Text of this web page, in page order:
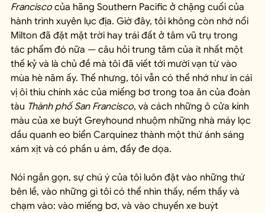
Francisco của hãng Southern Pacific ở chặng cuối của
hành trình xuyên lục địa. Giờ đây, tôi không còn nhớ nổi
Milton đã đặt mặt trời hay trái đất ở tâm vũ trụ trong
tác phẩm đó nữa — câu hỏi trung tâm của ít nhất một
thế kỷ và là chủ đề mà tôi đã viết tới mười vạn từ vào
mùa hè năm ấy. Thế nhưng, tôi vẫn có thể nhớ như in cái
vị ôi thiu chính xác của miếng bơ trong toa ăn của đoàn
tàu Thành phố San Francisco, và cách những ô cửa kính
màu của xe buýt Greyhound nhuộm những nhà máy lọc
dầu quanh eo biển Carquinez thành một thứ ánh sáng
xám xịt và có phần u ám, đầy đe dọa.
Nói ngắn gọn, sự chú ý của tôi luôn đặt vào những thứ
bên lề, vào những gì tôi có thể nhìn thấy, nếm thấy và
chạm vào: vào miếng bơ, và vào chuyến xe buýt